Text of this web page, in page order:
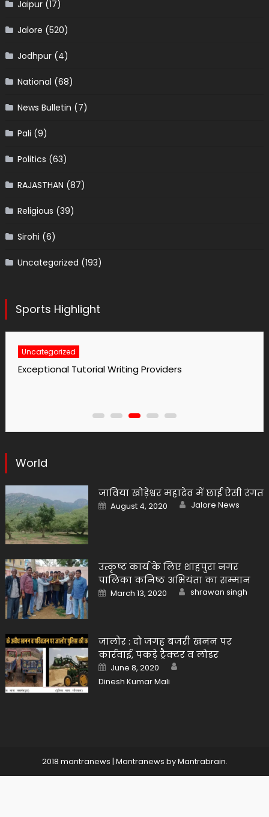
Jaipur(17)
Jalore (520)
Jodhpur(4)
National (68)
News Bulletin (7)
Pali (9)
Politics (63)
RAJASTHAN (87)
Religious (39)
Sirohi (6)
Uncategorized (193)
Sports Highlight
Uncategorized
Exceptional Tutorial Writing Providers
World
जाविया खोड़ेश्वर महादेव में छाई ऐसी रंगत
Posted
on
August 4, 2020 Author
Jalore News
उत्कृष्ट कार्य के लिए शाहपुरा नगर
पालिका कनिष्ठ अभियंता का सम्मान
Posted
on
March 13, 2020 Author
shrawan singh
जालोर : दो जगह बजरी खनन पर
कार्रवाई, पकड़े ट्रैक्टर व लोडर
Posted
on
June 8, 2020
Dinesh Kumar Mali
2018 mantranews | Mantranews byMantrabrain.